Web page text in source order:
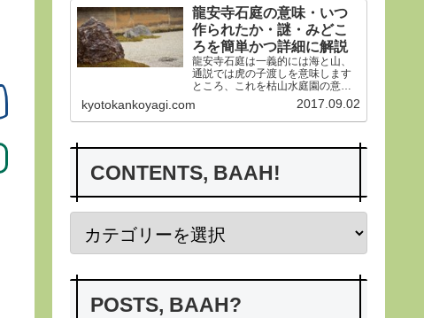
龍安寺石庭の意味・いつ
作られたか・謎・みどこ
ろを簡単かつ詳細に解説
龍安寺石庭は一義的には海と山、
通説では虎の子渡しを意味します
ところ、これを枯山水庭園の意義
から詳らかにします。その後、い
つ作られたかなど龍安寺の歴史や
謎、みどころにつき紹介申し上げ
kyotokankoyagi.com 2017.09.02
CONTENTS, BAAH!
POSTS, BAAH?